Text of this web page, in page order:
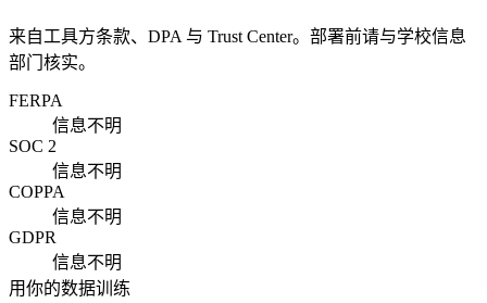
来自工具方条款、DPA 与 Trust Center。部署前请与学校信息
部门核实。
FERPA
信息不明
SOC 2
信息不明
COPPA
信息不明
GDPR
信息不明
用你的数据训练